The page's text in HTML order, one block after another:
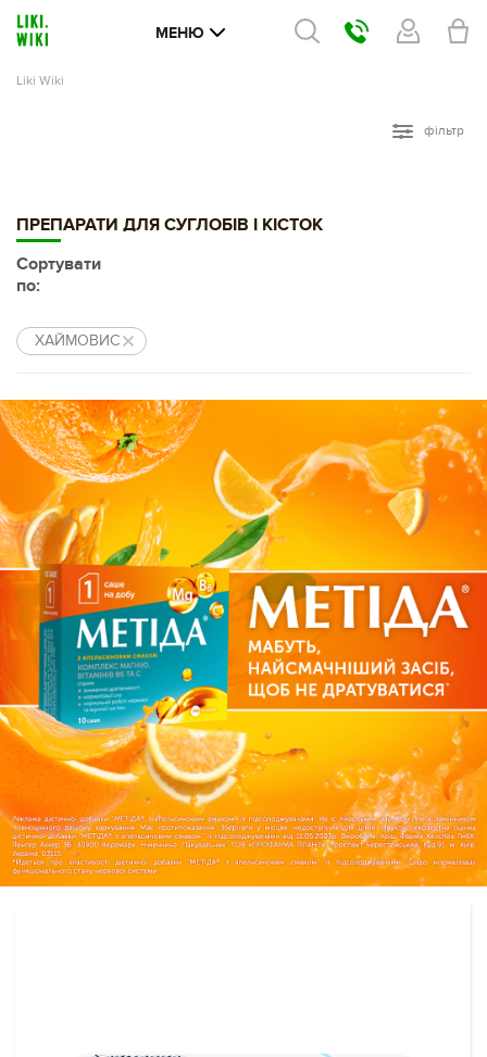
МЕНЮ
Liki Wiki
фільтр
ПРЕПАРАТИ ДЛЯ СУГЛОБІВ І КІСТОК
Сортувати
по:
ХАЙМОВИС